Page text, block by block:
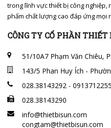
trong lĩnh vực thiết bị công nghiệp,
phẩm chất lượng cao đáp ứng mọi
CÔNG TY CỔ PHẦN THIẾT
51/10A7 Phạm Văn Chiêu,
143/5 Phan Huy Ích -
028.38143292 - 0913712255
028.38143290
info@thietbisun.com
congtam@thietbisun.com